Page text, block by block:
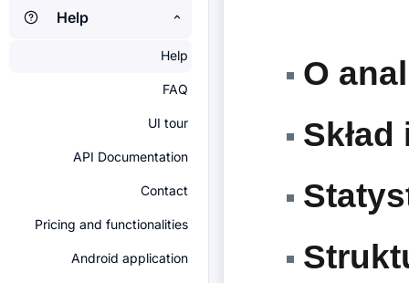
Help
Help
FAQ
UI tour
API Documentation
Contact
Pricing and functionalities
Android application
O